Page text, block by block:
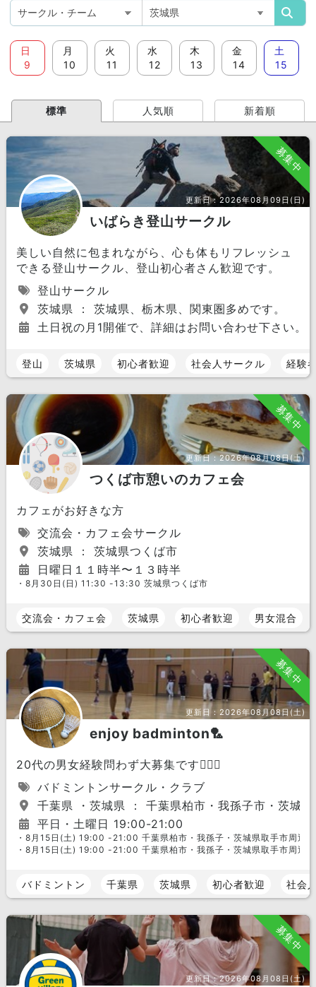
日
9
月
10
火
11
水
12
木
13
金
14
土
15
標準 人気順 新着順
募集中
更新日：2026年08月09日(日)
いばらき登山サークル
美しい自然に包まれながら、心も体もリフレッシュ
できる登山サークル、登山初心者さん歓迎です。
登山サークル
茨城県 ： 茨城県、栃木県、関東圏多めです。
土日祝の月1開催で、詳細はお問い合わせ下さい。
登山 茨城県 初心者歓迎 社会人サークル 経験
募集中
更新日：2026年08月08日(土)
つくば市憩いのカフェ会
カフェがお好きな方
交流会・カフェ会サークル
茨城県 ： 茨城県つくば市
日曜日１１時半〜１３時半
・8月30日(日) 11:30 -13:30 茨城県つくば市
交流会・カフェ会 茨城県 初心者歓迎 男女混合
募集中
更新日：2026年08月08日(土)
enjoy badminton🏸
20代の男女経験問わず大募集です🙆🏻‍♀️
バドミントンサークル・クラブ
千葉県 ・茨城県 ： 千葉県柏市・我孫子市・茨城
平日・土曜日 19:00-21:00
・8月15日(土) 19:00 -21:00 千葉県柏市・我孫子・茨城県取手市周辺
・8月15日(土) 19:00 -21:00 千葉県柏市・我孫子・茨城県取手市周辺
バドミントン 千葉県 茨城県 初心者歓迎 社会
募集中
更新日：2026年08月08日(土)